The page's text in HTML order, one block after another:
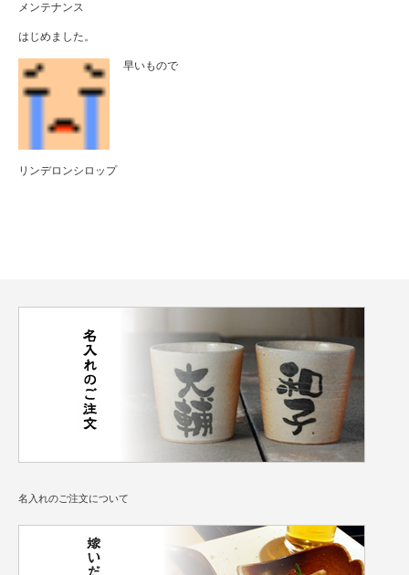
メンテナンス
はじめました。
早いもので
リンデロンシロップ
名入れのご注文について